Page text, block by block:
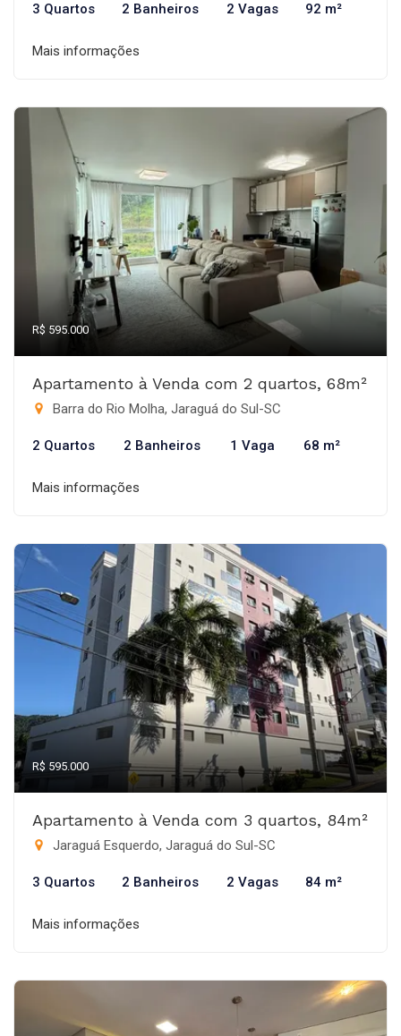
3 Quartos 2 Banheiros 2 Vagas 92 m²
Mais informações
R$ 595.000
Apartamento à Venda com 2 quartos, 68m²
Barra do Rio Molha, Jaraguá do Sul-SC
2 Quartos 2 Banheiros 1 Vaga 68 m²
Mais informações
R$ 595.000
Apartamento à Venda com 3 quartos, 84m²
Jaraguá Esquerdo, Jaraguá do Sul-SC
3 Quartos 2 Banheiros 2 Vagas 84 m²
Mais informações